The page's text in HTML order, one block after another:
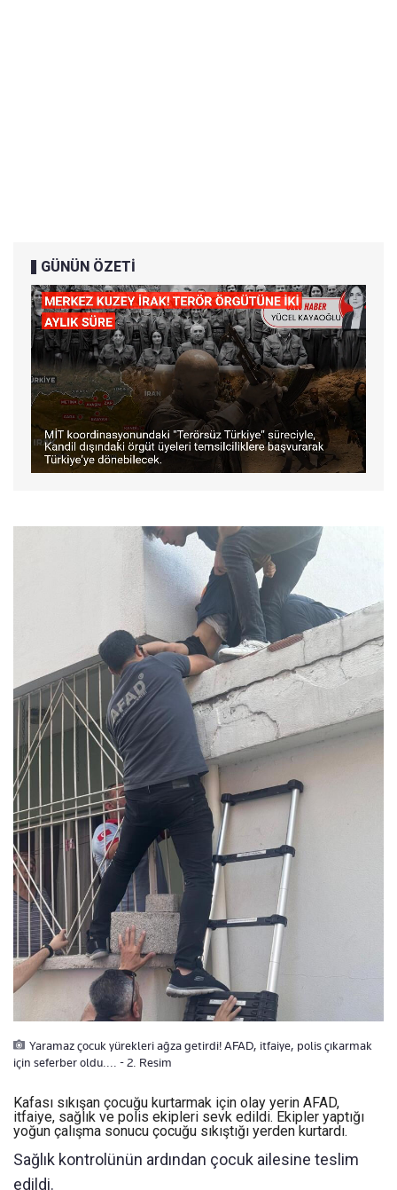
GÜNÜN ÖZETİ
Yaramaz çocuk yürekleri ağza getirdi! AFAD, itfaiye, polis çıkarmak
için seferber oldu.... - 2. Resim
Kafası sıkışan çocuğu kurtarmak için olay yerin AFAD,
itfaiye, sağlık ve polis ekipleri sevk edildi. Ekipler yaptığı
yoğun çalışma sonucu çocuğu sıkıştığı yerden kurtardı.
Sağlık kontrolünün ardından çocuk ailesine teslim
edildi.